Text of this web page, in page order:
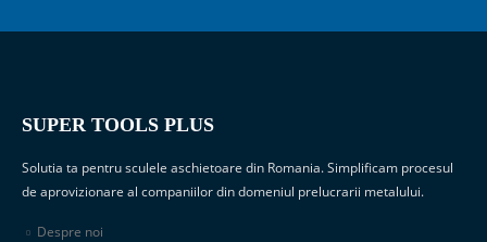
SUPER TOOLS PLUS
Solutia ta pentru sculele aschietoare din Romania. Simplificam procesul
de aprovizionare al companiilor din domeniul prelucrarii metalului.
Despre noi